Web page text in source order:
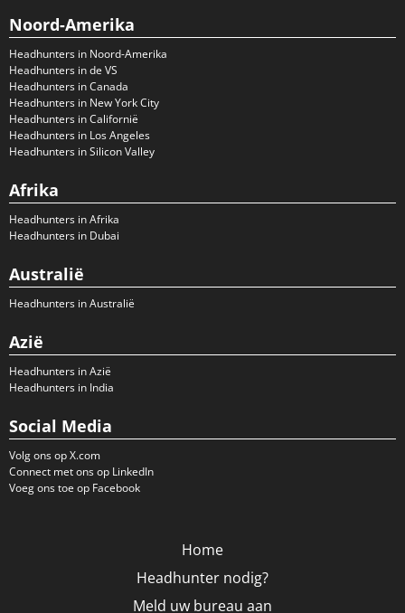
Noord-Amerika
Headhunters in Noord-Amerika
Headhunters in de VS
Headhunters in Canada
Headhunters in New York City
Headhunters in Californië
Headhunters in Los Angeles
Headhunters in Silicon Valley
Afrika
Headhunters in Afrika
Headhunters in Dubai
Australië
Headhunters in Australië
Azië
Headhunters in Azië
Headhunters in India
Social Media
Volg ons op X.com
Connect met ons op LinkedIn
Voeg ons toe op Facebook
Home
Headhunter nodig?
Meld uw bureau aan